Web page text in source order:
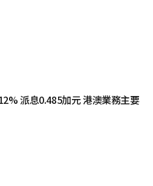
派息0.485加元 港澳業務主要